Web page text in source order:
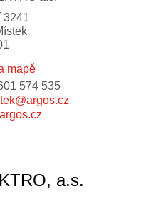
3241
mapě
574 535
a.s.